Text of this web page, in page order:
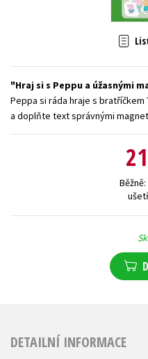
Hraj si s Peppu a úžasnými
Peppa si ráda hraje s
a doplňte text správnými
Běžně
DETAILNÍ INFORMACE